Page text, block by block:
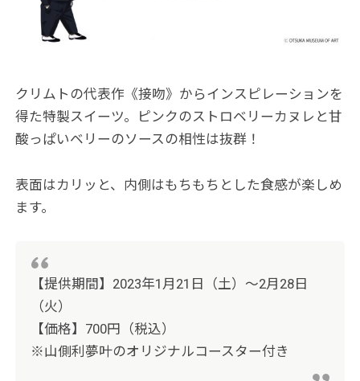
クリムトの代表作《接吻》からインスピレーションを
得た特製スイーツ。ピンクのストロベリーカヌレと甘
酸っぱいベリーのソースの相性は抜群！
表面はカリッと、内側はもちもちとした食感が楽しめ
ます。
【提供期間】2023年1月21日（土）〜2月28日
（火）
【価格】700円（税込）
※山側利夢叶のオリジナルコースター付き